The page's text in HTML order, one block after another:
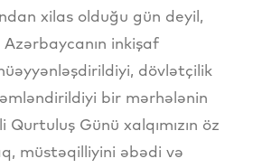
xilas olduğu gün deyil,
inkişaf
dövlətçilik
bir mərhələnin
Qurtuluş Günü xalqımızın öz
müstəqilliyini əbədi və